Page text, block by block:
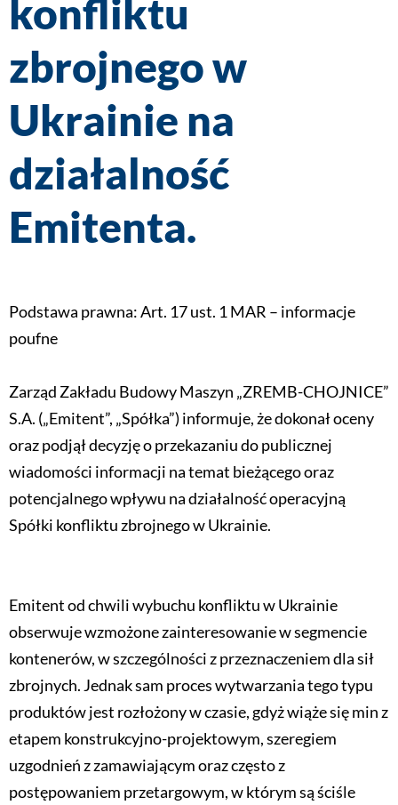
konfliktu
zbrojnego w
Ukrainie na
działalność
Emitenta.
Podstawa prawna: Art. 17 ust. 1 MAR – informacje
poufne
Zarząd Zakładu Budowy Maszyn „ZREMB-CHOJNICE”
S.A. („Emitent”, „Spółka”) informuje, że dokonał oceny
oraz podjął decyzję o przekazaniu do publicznej
wiadomości informacji na temat bieżącego oraz
potencjalnego wpływu na działalność operacyjną
Spółki konfliktu zbrojnego w Ukrainie.
Emitent od chwili wybuchu konfliktu w Ukrainie
obserwuje wzmożone zainteresowanie w segmencie
kontenerów, w szczególności z przeznaczeniem dla sił
zbrojnych. Jednak sam proces wytwarzania tego typu
produktów jest rozłożony w czasie, gdyż wiąże się min z
etapem konstrukcyjno-projektowym, szeregiem
uzgodnień z zamawiającym oraz często z
postępowaniem przetargowym, w którym są ściśle